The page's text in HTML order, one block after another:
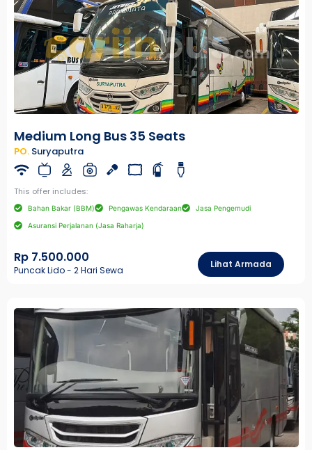
Medium Long Bus 35 Seats
PO. Suryaputra
This offer includes:
Bahan Bakar (BBM) Pengawas Kendaraan Jasa Pengemudi
Asuransi Perjalanan (Jasa Raharja)
Rp 7.500.000
Puncak Lido - 2 Hari Sewa
Lihat Armada